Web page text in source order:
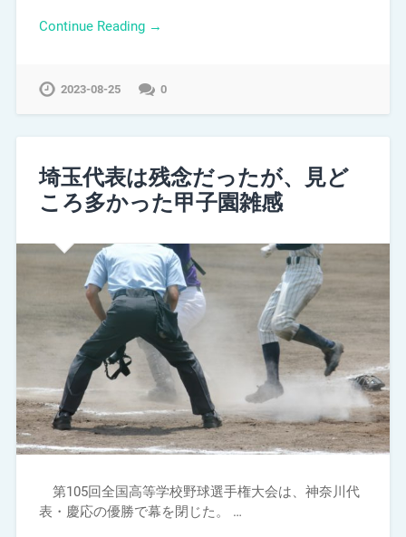
Continue Reading →
2023-08-25 0
埼玉代表は残念だったが、見ど
ころ多かった甲子園雑感
第105回全国高等学校野球選手権大会は、神奈川代
表・慶応の優勝で幕を閉じた。 …